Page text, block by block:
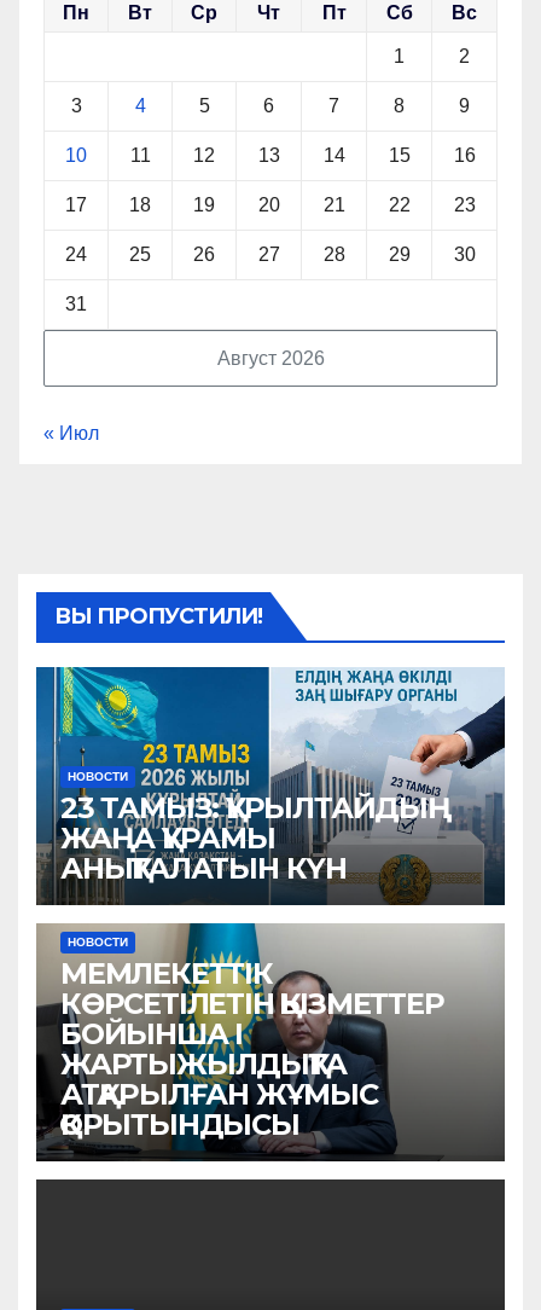
Август 2026
Пн Вт Ср Чт Пт Сб Вс
1 2
3 4 5 6 7 8 9
10 11 12 13 14 15 16
17 18 19 20 21 22 23
24 25 26 27 28 29 30
31
« Июл
ВЫ ПРОПУСТИЛИ!
НОВОСТИ
23 ТАМЫЗ: ҚҰРЫЛТАЙДЫҢ
ЖАҢА ҚҰРАМЫ
АНЫҚТАЛАТЫН КҮН
НОВОСТИ
МЕМЛЕКЕТТІК
КӨРСЕТІЛЕТІН ҚЫЗМЕТТЕР
БОЙЫНША I
ЖАРТЫЖЫЛДЫҚТА
АТҚАРЫЛҒАН ЖҰМЫС
ҚОРЫТЫНДЫСЫ